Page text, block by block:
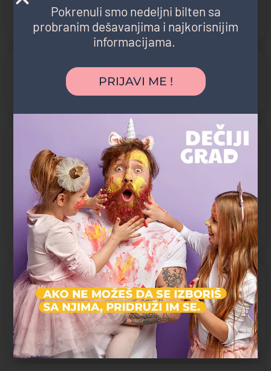
administratora i koordinatora koji zajednički rade na tome da
obezbede uspeh i dobrobit cele školske zajednice.
AKREDITACIJA:
NEASC
Jezik održavanja nastave: Engleski
Akreditacija: NEASC, IB
Nastava prilagođena uzrastu:
Mladji osnovci, Mlađi školski uzrast, Stariji osnovci
UMETNIČKI PROGRAMI:
Gluma Muzika
Ples
Pokrenuli smo nedeljni bilten sa
probranim dešavanjima i najkorisnijim
informacijama.
PRIJAVI ME !